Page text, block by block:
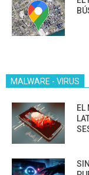
MALWARE - VIRUS
EL